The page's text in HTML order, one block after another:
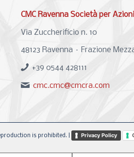
CMC Ravenna Società per Azioni
Via Zuccherificio n. 10
48123 Ravenna – Frazione
+39 0544 428111
cmc.cmc@cmcra.com
is prohibited. | Privacy Policy